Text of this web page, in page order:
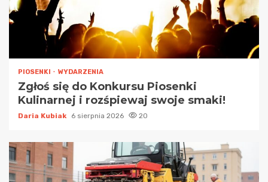
PIOSENKI WYDARZENIA
Zgłoś się do Konkursu Piosenki
Kulinarnej i rozśpiewaj swoje smaki!
Daria Kubiak 6 sierpnia 2026 20